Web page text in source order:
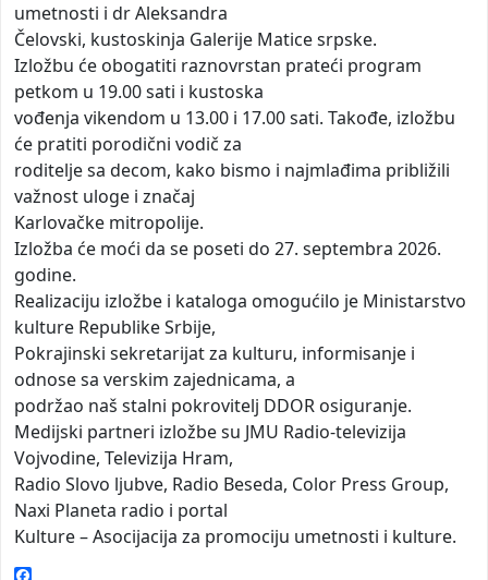
umetnosti i dr Aleksandra
Čelovski, kustoskinja Galerije Matice srpske.
Izložbu će obogatiti raznovrstan prateći program
petkom u 19.00 sati i kustoska
vođenja vikendom u 13.00 i 17.00 sati. Takođe, izložbu
će pratiti porodični vodič za
roditelje sa decom, kako bismo i najmlađima približili
važnost uloge i značaj
Karlovačke mitropolije.
Izložba će moći da se poseti do 27. septembra 2026.
godine.
Realizaciju izložbe i kataloga omogućilo je Ministarstvo
kulture Republike Srbije,
Pokrajinski sekretarijat za kulturu, informisanje i
odnose sa verskim zajednicama, a
podržao naš stalni pokrovitelj DDOR osiguranje.
Medijski partneri izložbe su JMU Radio-televizija
Vojvodine, Televizija Hram,
Radio Slovo ljubve, Radio Beseda, Color Press Group,
Naxi Planeta radio i portal
Kulture – Asocijacija za promociju umetnosti i kulture.